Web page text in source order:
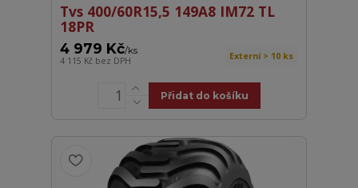
Tvs 400/60R15,5 149A8 IM72 TL
18PR
4 979 Kč/ks
4 115 Kč bez DPH Externí > 10 ks
Přidat do košíku